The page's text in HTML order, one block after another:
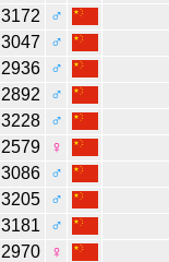
3172
♂
3047
♂
2936
♂
2892
♂
3228
♂
2579
♀
3086
♂
3205
♂
3181
♂
2970
♀